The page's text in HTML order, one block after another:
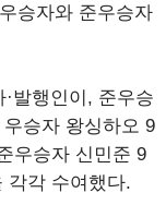
승자와 준우승자
발행인이, 준우승
승자 왕싱하오 9
우승자 신민준 9
각각 수여했다.